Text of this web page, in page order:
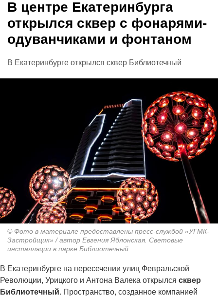
В центре Екатеринбурга
открылся сквер с фонарями-
одуванчиками и фонтаном
В Екатеринбурге открылся сквер Библиотечный
© Фото в материале предоставлены пресс-службой «УГМК-
Застройщик» / автор Евгения Яблонская. Световые
инсталляции в парке Библиотечный
В Екатеринбурге на пересечении улиц Февральской
Революции, Урицкого и Антона Валека открылся сквер
Библиотечный. Пространство, созданное компанией